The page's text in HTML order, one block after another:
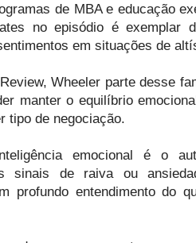
de MBA e educação
no episódio é exemplar
em situações de
Wheeler parte desse
manter o equilíbrio
tipo de negociação.
emocional é o
sinais de raiva ou
profundo entendimento do